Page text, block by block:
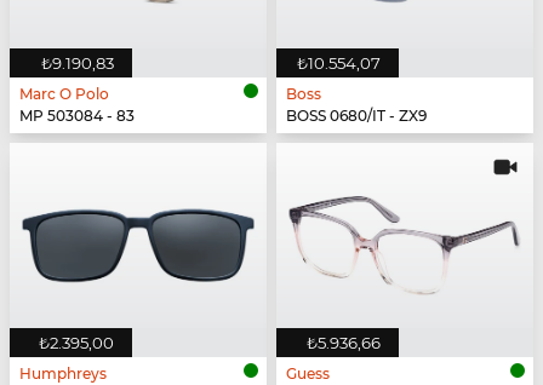
₺9.190,83
Marc O Polo
MP 503084 - 83
₺10.554,07
Boss
BOSS 0680/IT - ZX9
₺2.395,00
Humphreys
₺5.936,66
Guess